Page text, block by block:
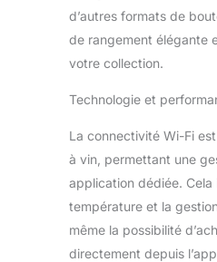
d’autres formats de
de rangement élégante
votre collection.
Technologie et
La connectivité Wi-Fi
à vin, permettant une
application dédiée.
température et la
même la possibilité
directement depuis